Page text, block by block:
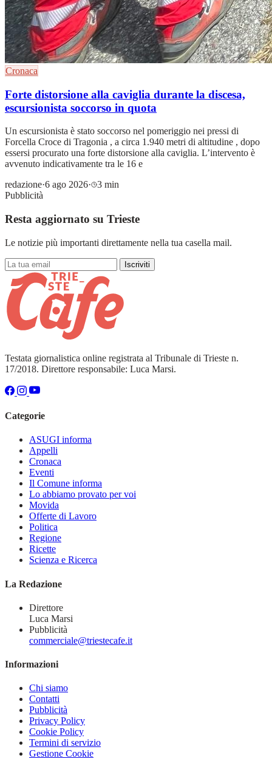
Cronaca
Forte distorsione alla caviglia durante la discesa,
escursionista soccorso in quota
Un escursionista è stato soccorso nel pomeriggio nei pressi di
Forcella Croce di Tragonia , a circa 1.940 metri di altitudine , dopo
essersi procurato una forte distorsione alla caviglia. L’intervento è
avvenuto indicativamente tra le 16 e
redazione·6 ago 2026·
3 min
Pubblicità
Resta aggiornato su Trieste
Le notizie più importanti direttamente nella tua casella mail.
Iscriviti
Testata giornalistica online registrata al Tribunale di Trieste n.
17/2018. Direttore responsabile: Luca Marsi.
Categorie
ASUGI informa
Appelli
Cronaca
Eventi
Il Comune informa
Lo abbiamo provato per voi
Movida
Offerte di Lavoro
Politica
Regione
Ricette
Scienza e Ricerca
La Redazione
Direttore
Luca Marsi
Pubblicità
commerciale@triestecafe.it
Informazioni
Chi siamo
Contatti
Pubblicità
Privacy Policy
Cookie Policy
Termini di servizio
Gestione Cookie